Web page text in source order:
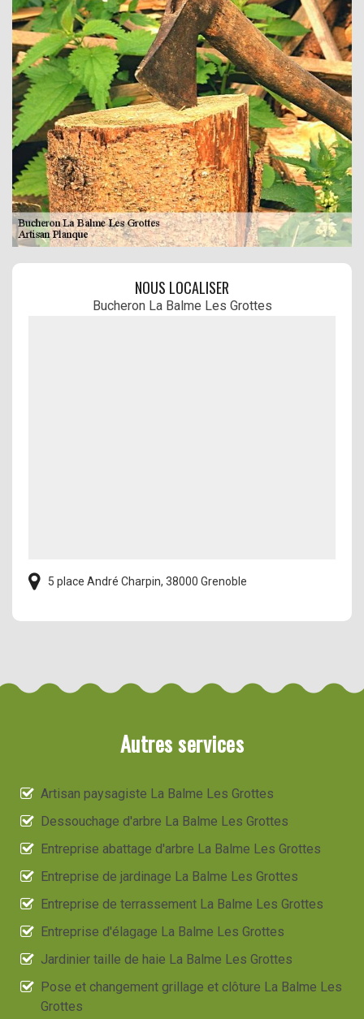
NOUS LOCALISER
Bucheron La Balme Les Grottes
5 place André Charpin, 38000 Grenoble
Autres services
Artisan paysagiste La Balme Les Grottes
Dessouchage d'arbre La Balme Les Grottes
Entreprise abattage d'arbre La Balme Les Grottes
Entreprise de jardinage La Balme Les Grottes
Entreprise de terrassement La Balme Les Grottes
Entreprise d'élagage La Balme Les Grottes
Jardinier taille de haie La Balme Les Grottes
Pose et changement grillage et clôture La Balme Les
Grottes